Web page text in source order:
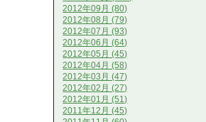
2012年09月 (80)
2012年08月 (79)
2012年07月 (93)
2012年06月 (64)
2012年05月 (45)
2012年04月 (58)
2012年03月 (47)
2012年02月 (27)
2012年01月 (51)
2011年12月 (45)